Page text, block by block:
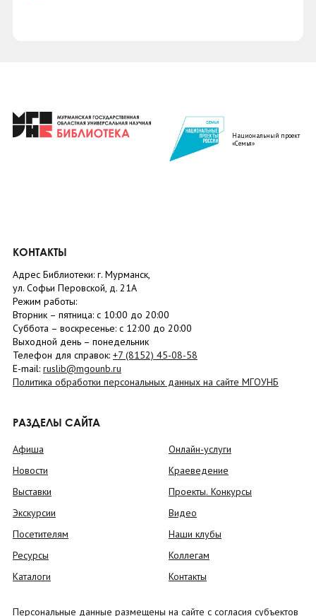
Национальный проект
«Семья»
КОНТАКТЫ
Адрес Библиотеки: г. Мурманск,
ул. Софьи Перовской, д. 21А
Режим работы:
Вторник – пятница: с 10:00 до 20:00
Суббота – воскресенье: c 12:00 до 20:00
Выходной день – понедельник
Телефон для справок: +7 (8152) 45-08-58
E-mail: ruslib@mgounb.ru
Политика обработки персональных данных на сайте МГОУНБ
РАЗДЕЛЫ САЙТА
Афиша
Новости
Выставки
Экскурсии
Посетителям
Ресурсы
Каталоги
Онлайн-услуги
Краеведение
Проекты. Конкурсы
Видео
Наши клубы
Коллегам
Контакты
Персональные данные размещены на сайте с согласия субъектов